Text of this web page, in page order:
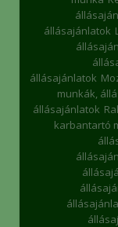
állásajánlatok
állásajánlatok
munkák,
állásajánlatok
karbantartó